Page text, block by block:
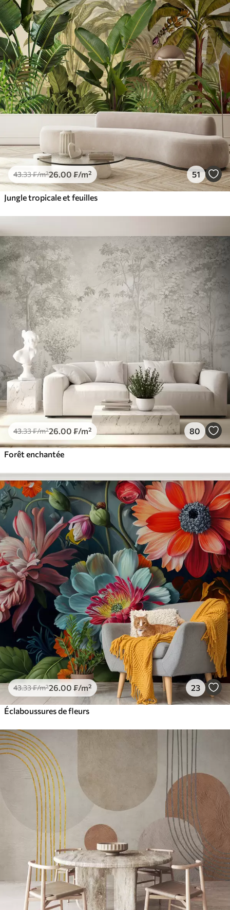
43.33₣/m²26.00 ₣/m² 51
Jungle tropicale et feuilles
43.33₣/m²26 .00 ₣/m² 80
Forêt enchantée
43.33₣/m²26 .00 ₣/m² 23
Éclaboussures de fleurs